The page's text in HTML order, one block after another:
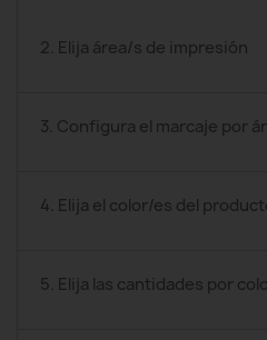
2. Elija área/s de impresión
3. Configura el marcaje por
4. Elija el color/es del
5. Elija las cantidades por